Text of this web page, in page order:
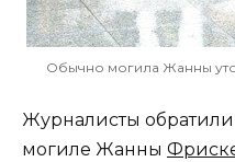
Обычно могила Жанны
Журналисты
могиле Жанны